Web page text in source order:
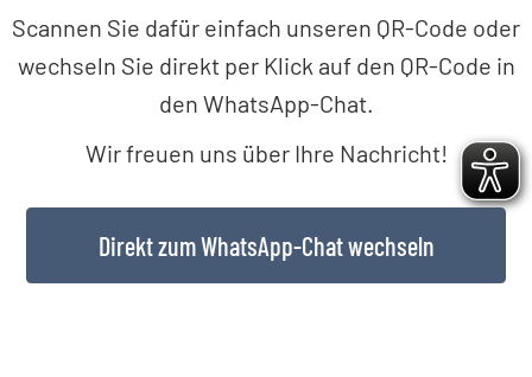
Scannen Sie dafür einfach unseren QR-Code oder
wechseln Sie direkt per Klick auf den QR-Code in
den WhatsApp-Chat.
Wir freuen uns über Ihre Nachricht!
Direkt zum WhatsApp-Chat wechseln